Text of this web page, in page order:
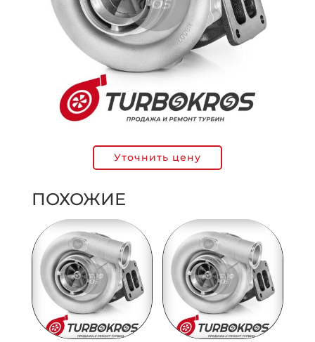
Уточнить цену
ПОХОЖИЕ